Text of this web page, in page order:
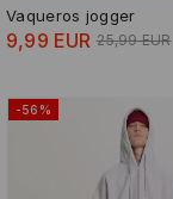
Vaqueros jogger
9,99 EUR 25,99 EUR
-56%